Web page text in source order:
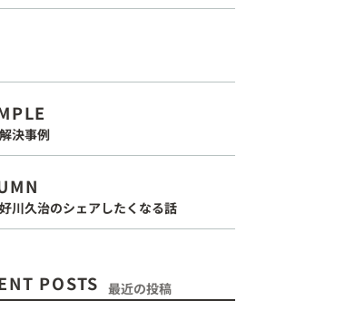
決事例
川久治のシェアしたくなる話
POSTS 最近の投稿